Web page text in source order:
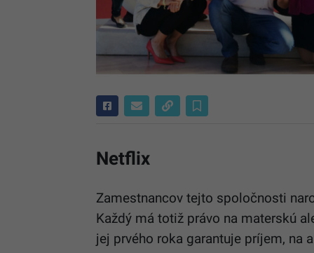
Netflix
Zamestnancov tejto spoločnosti
Každý má totiž právo na materskú
jej prvého roka garantuje príjem, na